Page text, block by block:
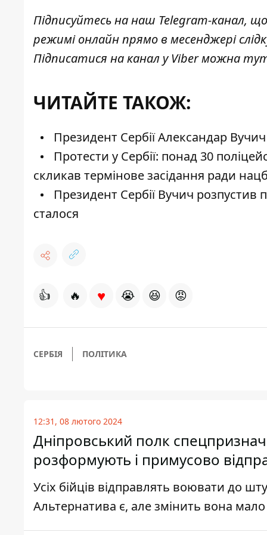
Підписуйтесь на наш Telegram-канал,
режимі онлайн прямо в месенджері
Підписатися на канал у Viber можна
ЧИТАЙТЕ ТАКОЖ:
Президент Сербії Александар
Протести у Сербії: понад 30
скликав термінове засідання ради
Президент Сербії Вучич
сталося
👍 🔥 ♥ 😭 😆 😡
СЕРБІЯ ПОЛІТИКА
12:31, 08 лютого 2024
Дніпровський полк
розформують і примусово
Усіх бійців відправлять воювати до
Альтернатива є, але змінить вона мало